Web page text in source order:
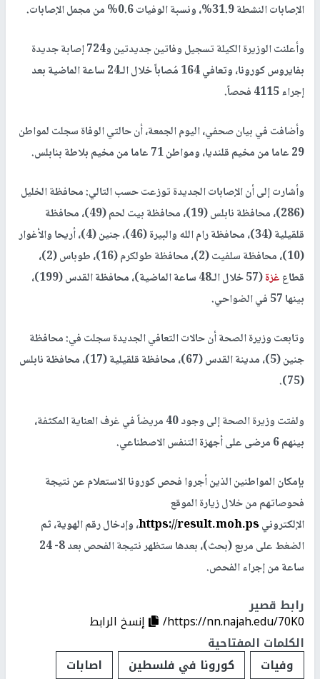
الإصابات النشطة 31.9%، ونسبة الوفيات 0.6% من مجمل الإصابات.
وأعلنت الوزيرة الكيلة تسجيل وفاتين جديدتين و724 إصابة جديدة
بفايروس كورونا، وتعافي 164 مُصاباً خلال الـ24 ساعة الماضية بعد
إجراء 4115 فحصاً.
وأضافت في بيان صحفي، اليوم الجمعة، أن حالتي الوفاة سجلت لمواطن
29 عاما من مخيم قلنديا، ومواطن 71 عاما من مخيم بلاطة بنابلس.
وأشارت إلى أن الإصابات الجديدة توزعت حسب التالي: محافظة الخليل
(286)، محافظة نابلس (19)، محافظة بيت لحم (49)، محافظة
قلقيلية (34)، محافظة رام الله والبيرة (46)، جنين (4)، أريحا والأغوار
(10)، محافظة سلفيت (2)، محافظة طولكرم (16)، طوباس (2)،
قطاعغزة
(57 خلال الـ48 ساعة الماضية)، محافظة القدس (199)،
بينها 57 في الضواحي.
وتابعت وزيرة الصحة أن حالات التعافي الجديدة سجلت في: محافظة
جنين (5)، مدينة القدس (67)، محافظة قلقيلية (17)، محافظة نابلس
(75).
ولفتت وزيرة الصحة إلى وجود 40 مريضاً في غرف العناية المكثفة،
بينهم 6 مرضى على أجهزة التنفس الاصطناعي.
بإمكان المواطنين الذين أجروا فحص كورونا الاستعلام عن نتيجة
فحوصاتهم من خلال زيارة الموقع
الإلكترونيhttps://result.moh.ps، وإدخال رقم الهوية، ثم
الضغط على مربع (بحث)، بعدها ستظهر نتيجة الفحص بعد 8- 24
ساعة من إجراء الفحص.
رابط قصير
https://nn.najah.edu/70K0/
إنسخ الرابط
الكلمات المفتاحية
وفيات
كورونا في فلسطين اصابات